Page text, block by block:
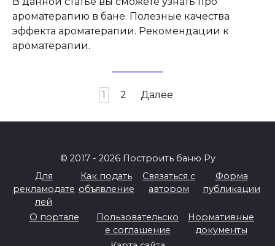
ароматерапию в бане. Полезные качества
эффекта ароматерапии. Рекомендации к
ароматерапии.
1 2 Далее
© 2017 - 2026 Построить баню Ру
Для
рекламодате
лей
Как подать
объявление
Связаться с
автором
Форма
публикации
О портале
Пользовательско
е соглашение
Нормативные
документы